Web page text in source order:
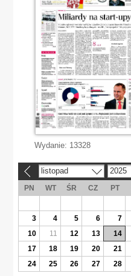
Wydanie: 13328
listopad 2025
PN WT ŚR CZ PT
3
4 5 6 7
10
11 12 13 14
17
18 19 20 21
24
25 26 27 28